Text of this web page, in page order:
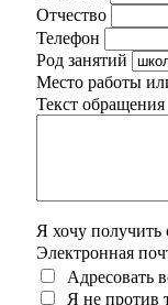
Отчество
Телефон
Род занятий
Место работы
Текст обращения
Я хочу получить
Электронная
Адресовать
Я не против